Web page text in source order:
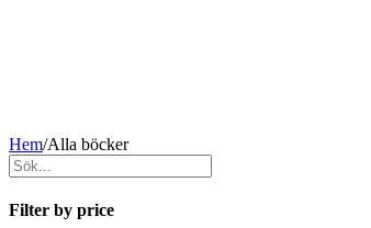
Hem/Alla böcker
Filter by price